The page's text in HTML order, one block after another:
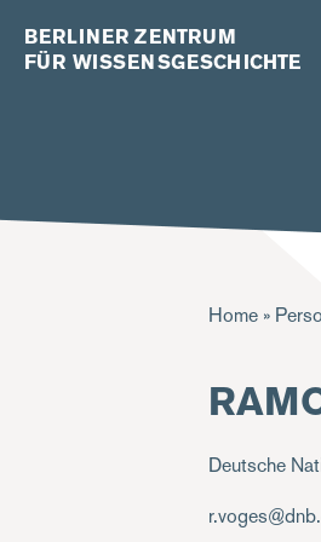
BERLINER ZENTRUM
FÜR WISSENSGESCHICHTE
Home
Deutsche